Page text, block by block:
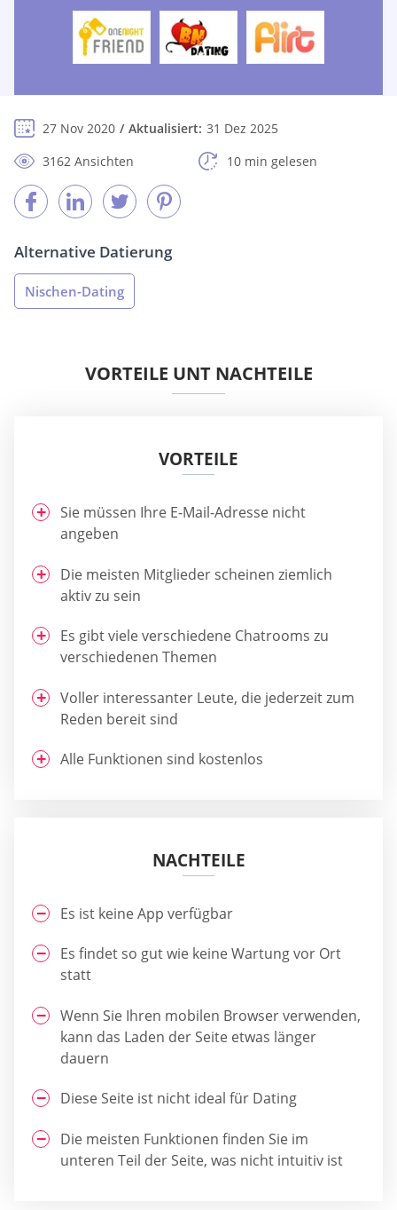
27 Nov 2020 Aktualisiert: 31 Dez 2025
3162 Ansichten
10 min gelesen
Alternative Datierung
Nischen-Dating
VORTEILE UNT NACHTEILE
VORTEILE
Sie müssen Ihre E-Mail-Adresse nicht
angeben
Die meisten Mitglieder scheinen ziemlich
aktiv zu sein
Es gibt viele verschiedene Chatrooms zu
verschiedenen Themen
Voller interessanter Leute, die jederzeit zum
Reden bereit sind
Alle Funktionen sind kostenlos
NACHTEILE
Es ist keine App verfügbar
Es findet so gut wie keine Wartung vor Ort
statt
Wenn Sie Ihren mobilen Browser verwenden,
kann das Laden der Seite etwas länger
dauern
Diese Seite ist nicht ideal für Dating
Die meisten Funktionen finden Sie im
unteren Teil der Seite, was nicht intuitiv ist